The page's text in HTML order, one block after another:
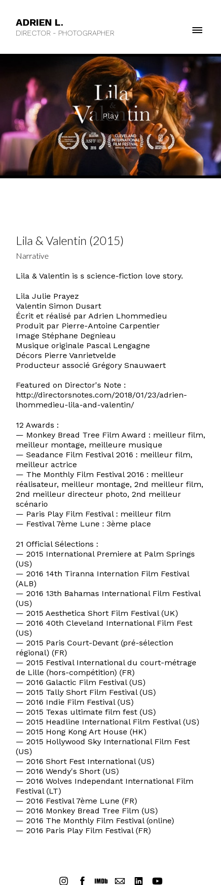
ADRIEN L.
DIRECTOR - PHOTOGRAPHER
Lila & Valentin (2015)
Narrative
Lila & Valentin is s science-fiction love story.
Lila Julie Prayez
Valentin Simon Dusart
Écrit et réalisé par Adrien Lhommedieu
Produit par Pierre-Antoine Carpentier
Image Stéphane Degnieau
Musique originale Pascal Lengagne
Décors Pierre Vanrietvelde
Producteur associé Grégory Snauwaert
Featured on Director's Note :
http://directorsnotes.com/2018/01/23/adrien-
lhommedieu-lila-and-valentin/
12 Awards :
— Monkey Bread Tree Film Award : meilleur film,
meilleur montage, meilleure musique
— Seadance Film Festival 2016 : meilleur film,
meilleur actrice
— The Monthly Film Festival 2016 : meilleur
réalisateur, meilleur montage, 2nd meilleur film,
2nd meilleur directeur photo, 2nd meilleur
scénario
— Paris Play Film Festival : meilleur film
— Festival 7ème Lune : 3ème place
21 Official Sélections :
— 2015 International Premiere at Palm Springs
(US)
— 2016 14th Tiranna Internation Film Festival
(ALB)
— 2016 13th Bahamas International Film Festival
(US)
— 2015 Aesthetica Short Film Festival (UK)
— 2016 40th Cleveland International Film Fest
(US)
— 2015 Paris Court-Devant (pré-sélection
régional) (FR)
— 2015 Festival International du court-métrage
de Lille (hors-compétition) (FR)
— 2016 Galactic Film Festival (US)
— 2015 Tally Short Film Festival (US)
— 2016 Indie Film Festival (US)
— 2015 Texas ultimate film fest (US)
— 2015 Headline International Film Festival (US)
— 2015 Hong Kong Art House (HK)
— 2015 Hollywood Sky International Film Fest
(US)
— 2016 Short Fest International (US)
— 2016 Wendy's Short (US)
— 2016 Wolves Independant International Film
Festival (LT)
— 2016 Festival 7ème Lune (FR)
— 2016 Monkey Bread Tree Film (US)
— 2016 The Monthly Film Festival (online)
— 2016 Paris Play Film Festival (FR)